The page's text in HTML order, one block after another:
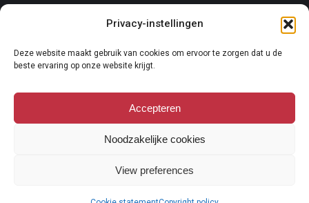
Privacy-instellingen
Deze website maakt gebruik van cookies om ervoor te zorgen dat u de
beste ervaring op onze website krijgt.
Accepteren
Noodzakelijke cookies
View preferences
Copyright 2026
vermeningvuldigd worden zonder nadrukkelijke toestemming van Galerie